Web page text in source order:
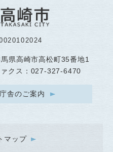
県高崎市高松町35番地1
クス：027-327-6470
舎のご案内
マップ